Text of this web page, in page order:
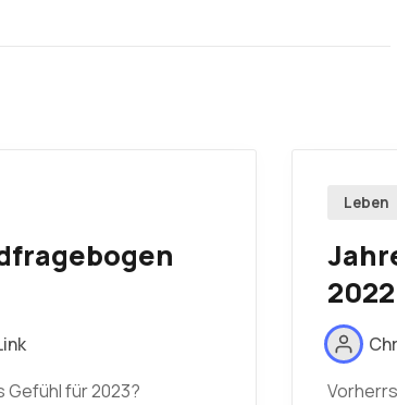
für 2023?
Leben
2022